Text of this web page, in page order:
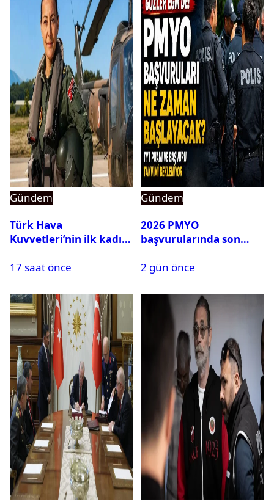
Gündem
Türk Hava
Kuvvetleri’nin ilk kadın
Karapınar hakkında
ortaya çıktı
17 saat önce
Gündem
2026 PMYO
başvurularında son
2 gün önce